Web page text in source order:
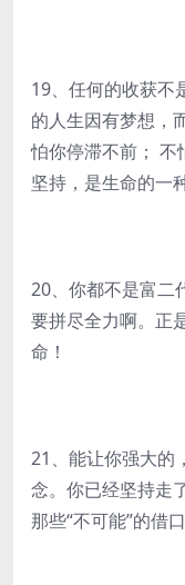
19、任何的收获不
的人生因有梦想，
怕你停滞不前；
坚持，是生命的一
20、你都不是富二
要拼尽全力啊。正
命！
21、能让你强大的
念。你已经坚持走
那些“不可能”的借